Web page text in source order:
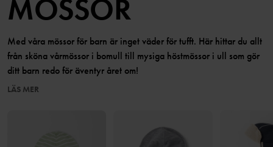
MÖSSOR
Med våra mössor för barn är inget väder för tufft. Här hittar du allt
från sköna vårmössor i bomull till mysiga höstmössor i ull som gör
ditt barn redo för äventyr året om!
LÄS MER